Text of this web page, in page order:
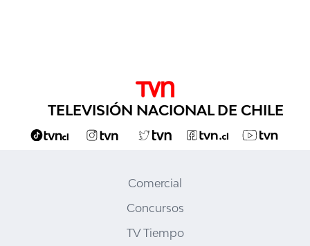
TELEVISIÓN NACIONAL DE CHILE
Comercial
Concursos
TV Tiempo